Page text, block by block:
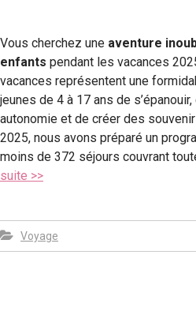
Vous cherchez une aventure
enfants pendant les vacances
vacances représentent une
jeunes de 4 à 17 ans de
autonomie et de créer des
2025, nous avons préparé un
moins de 372 séjours couvrant
suite >>
Voyage